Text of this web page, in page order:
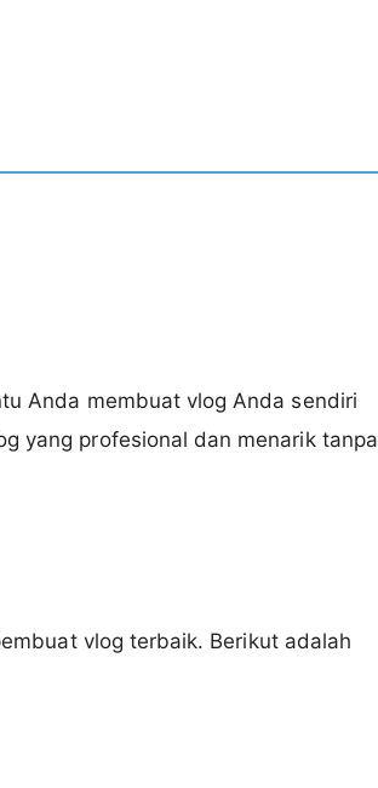
Anda membuat vlog Anda sendiri
yang profesional dan menarik tanpa
vlog terbaik. Berikut adalah